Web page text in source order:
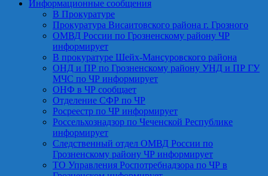
Информационные сообщения
В Прокуратуре
Прокуратура Висаитовского района г. Грозного
ОМВД России по Грозненскому району ЧР
информирует
В прокуратуре Шейх-Мансуровского района
ОНД и ПР по Грозненскому району УНД и ПР ГУ
МЧС по ЧР информирует
ОНФ в ЧР сообщает
Отделение СФР по ЧР
Росреестр по ЧР информирует
Россельхознадзор по Чеченской Республике
информирует
Следственный отдел ОМВД России по
Грозненскому району ЧР информирует
ТО Управления Роспотребнадзора по ЧР в